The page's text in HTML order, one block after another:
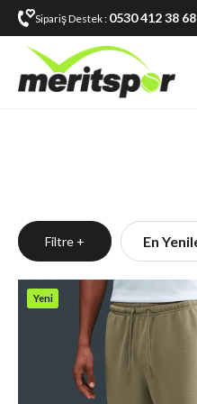
Sipariş Destek : 0530 412 38 68
Filtre +
Yeni